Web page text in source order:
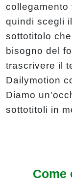
collegamento
quindi scegli
sottotitolo
bisogno del
trascrivere il
Dailymotion
Diamo
sottotitoli in
Come